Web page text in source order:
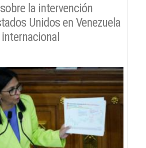
la intervención
Unidos en Venezuela